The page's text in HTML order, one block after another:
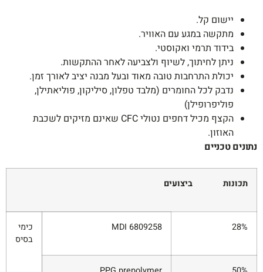
יישום קל.
מתקשה במגע עם האוויר.
בידוד תרמי ואקוסטי.
ניתן לחיתוך, לשיוף ולצביעה לאחר ההתקשות.
יכולת התרחבות טובה מאוד ובעל מבנה יציב לאורך זמן.
נדבק לכל החומרים (מלבד טפלון, סיליקון, פוליאתילן,
פוליפרופילן)
הקצף מכיל דחפים נטולי CFC שאינם מזיקים לשכבת
האוזון.
נתונים טכניים
תכונות ביצועים
28%
6809258 MDI
כימי
בסיס